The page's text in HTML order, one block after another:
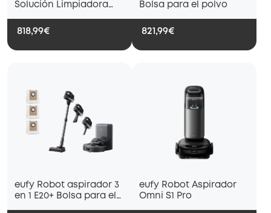
Solución Limpiadora
botes)
818,99€
Bolsa para el polvo
821,99€
eufy Robot aspirador 3
en 1 E20+ Bolsa para el
eufy Robot Aspirador
Omni S1 Pro